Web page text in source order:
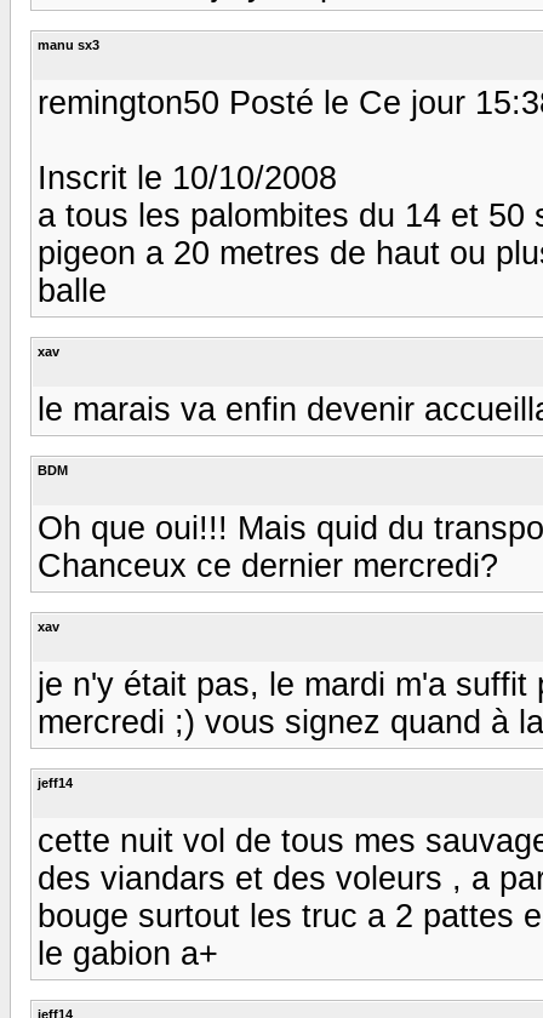
manu sx3
remington50 Posté le Ce jour
Inscrit le 10/10/2008
a tous les palombites du 14 et
pigeon a 20 metres de haut ou
balle
xav
le marais va enfin devenir
BDM
Oh que oui!!! Mais quid du
Chanceux ce dernier mercredi?
xav
je n'y était pas, le mardi m'a
mercredi ;) vous signez quand à
jeff14
cette nuit vol de tous mes
des viandars et des voleurs , a
bouge surtout les truc a 2 pattes
le gabion a+
jeff14